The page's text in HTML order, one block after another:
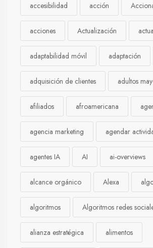
accesibilidad acción
acciones Actualización
adaptabilidad móvil adaptación
adquisición de clientes adultos
afiliados afroamericana
agencia marketing agendar
agentes IA AI ai-overviews
alcance orgánico Alexa
algoritmos Algoritmos redes
alianza estratégica alimentos